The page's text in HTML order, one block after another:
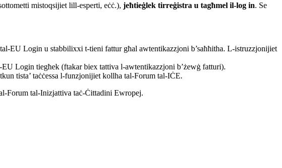
mistoqsijiet lill-esperti, eċċ.), jeħtieġlek tirreġistra u tagħmel il-log in. Se
EU Login u stabbilixxi t-tieni fattur għal awtentikazzjoni b’saħħitha. L-istruzzjonijiet
Login tiegħek (ftakar biex tattiva l-awtentikazzjoni b’żewġ fatturi).
tista’ taċċessa l-funzjonijiet kollha tal-Forum tal-IĊE.
Forum tal-Inizjattiva taċ-Ċittadini Ewropej.